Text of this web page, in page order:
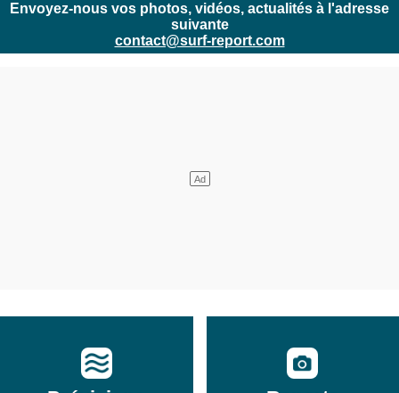
Envoyez-nous vos photos, vidéos, actualités à l'adresse
suivante
contact@surf-report.com